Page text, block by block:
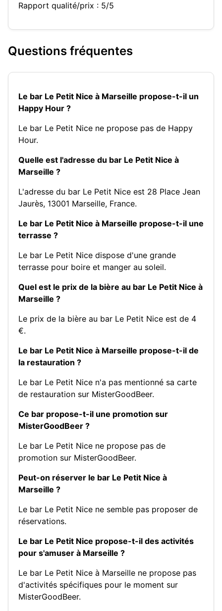
Rapport qualité/prix : 5/5
Questions fréquentes
Le bar Le Petit Nice à Marseille propose-t-il un
Happy Hour ?
Le bar Le Petit Nice ne propose pas de Happy
Hour.
Quelle est l'adresse du bar Le Petit Nice à
Marseille ?
L'adresse du bar Le Petit Nice est 28 Place Jean
Jaurès, 13001 Marseille, France.
Le bar Le Petit Nice à Marseille propose-t-il une
terrasse ?
Le bar Le Petit Nice dispose d'une grande
terrasse pour boire et manger au soleil.
Quel est le prix de la bière au bar Le Petit Nice à
Marseille ?
Le prix de la bière au bar Le Petit Nice est de 4
€.
Le bar Le Petit Nice à Marseille propose-t-il de
la restauration ?
Le bar Le Petit Nice n'a pas mentionné sa carte
de restauration sur MisterGoodBeer.
Ce bar propose-t-il une promotion sur
MisterGoodBeer ?
Le bar Le Petit Nice ne propose pas de
promotion sur MisterGoodBeer.
Peut-on réserver le bar Le Petit Nice à
Marseille ?
Le bar Le Petit Nice ne semble pas proposer de
réservations.
Le bar Le Petit Nice propose-t-il des activités
pour s'amuser à Marseille ?
Le bar Le Petit Nice à Marseille ne propose pas
d'activités spécifiques pour le moment sur
MisterGoodBeer.